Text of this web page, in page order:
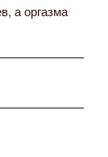
а оргазма